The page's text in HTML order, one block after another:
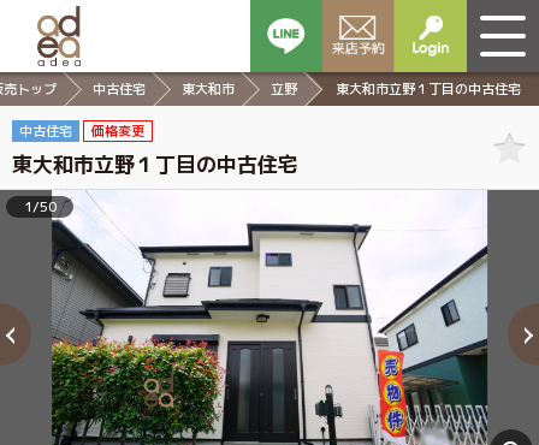
トップ 中古住宅 東大和市 立野 東大和市立野１丁目の中古住宅
中古住宅 価格変更
東大和市立野１丁目の中古住宅
1/50